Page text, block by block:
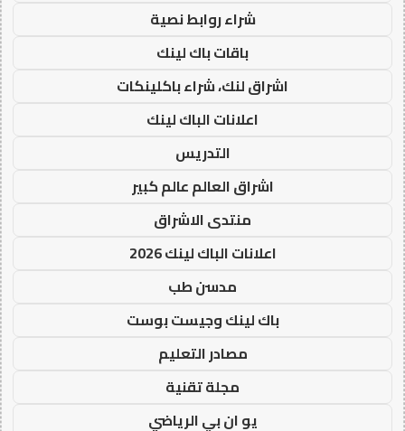
شراء روابط نصية
باقات باك لينك
اشراق لنك، شراء باكلينكات
اعلانات الباك لينك
التدريس
اشراق العالم عالم كبير
منتدى الاشراق
اعلانات الباك لينك 2026
مدسن طب
باك لينك وجيست بوست
مصادر التعليم
مجلة تقنية
يو ان بي الرياضي